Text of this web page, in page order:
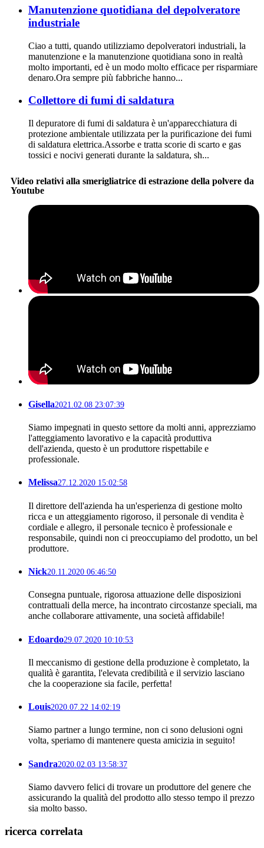
Manutenzione quotidiana del depolveratore
industriale
Ciao a tutti, quando utilizziamo depolveratori industriali, la
manutenzione e la manutenzione quotidiana sono in realtà
molto importanti, ed è un modo molto efficace per risparmiare
denaro.Ora sempre più fabbriche hanno...
Collettore di fumi di saldatura
Il depuratore di fumi di saldatura è un'apparecchiatura di
protezione ambientale utilizzata per la purificazione dei fumi
di saldatura elettrica.Assorbe e tratta scorie di scarto e gas
tossici e nocivi generati durante la saldatura, sh...
Video relativi alla smerigliatrice di estrazione della polvere da
Youtube
Gisella2021.02.08 23:07:39
Siamo impegnati in questo settore da molti anni, apprezziamo
l'atteggiamento lavorativo e la capacità produttiva
dell'azienda, questo è un produttore rispettabile e
professionale.
Melissa27.12.2020 15:02:58
Il direttore dell'azienda ha un'esperienza di gestione molto
ricca e un atteggiamento rigoroso, il personale di vendita è
cordiale e allegro, il personale tecnico è professionale e
responsabile, quindi non ci preoccupiamo del prodotto, un bel
produttore.
Nick20.11.2020 06:46:50
Consegna puntuale, rigorosa attuazione delle disposizioni
contrattuali della merce, ha incontrato circostanze speciali, ma
anche collaborare attivamente, una società affidabile!
Edoardo29.07.2020 10:10:53
Il meccanismo di gestione della produzione è completato, la
qualità è garantita, l'elevata credibilità e il servizio lasciano
che la cooperazione sia facile, perfetta!
Louis2020.07.22 14:02:19
Siamo partner a lungo termine, non ci sono delusioni ogni
volta, speriamo di mantenere questa amicizia in seguito!
Sandra2020.02.03 13:58:37
Siamo davvero felici di trovare un produttore del genere che
assicurando la qualità del prodotto allo stesso tempo il prezzo
sia molto basso.
ricerca correlata